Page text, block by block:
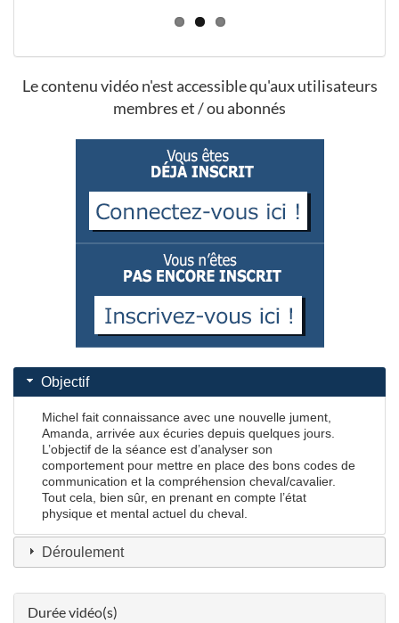
Le contenu vidéo n'est accessible qu'aux utilisateurs
membres et / ou abonnés
Objectif
Michel fait connaissance avec une nouvelle jument,
Amanda, arrivée aux écuries depuis quelques jours.
L’objectif de la séance est d’analyser son
comportement pour mettre en place des bons codes de
communication et la compréhension cheval/cavalier.
Tout cela, bien sûr, en prenant en compte l’état
physique et mental actuel du cheval.
Déroulement
Durée vidéo(s)